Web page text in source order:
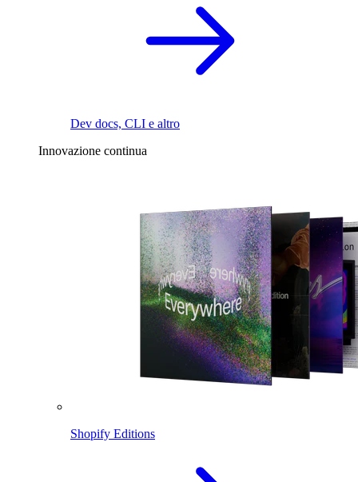
Dev docs, CLI e altro
Innovazione continua
Shopify Editions